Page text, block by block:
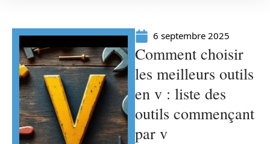
6 septembre 2025
Comment choisir
les meilleurs outils
en v : liste des
outils commençant
par v